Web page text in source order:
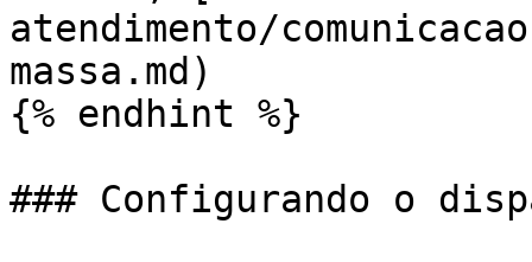
atendimento/
massa.md)
{% endhint %}
### Configurando o